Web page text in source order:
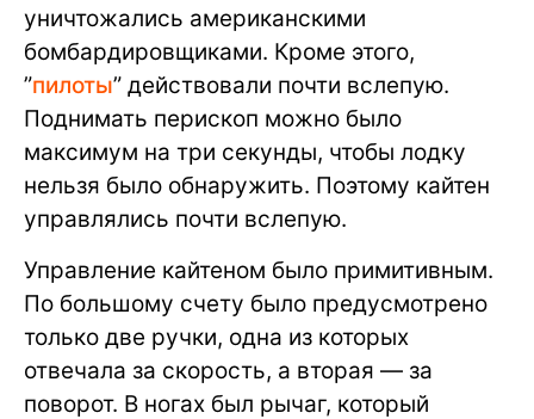
уничтожались американскими
бомбардировщиками. Кроме этого,
”пилоты” действовали почти вслепую.
Поднимать перископ можно было
максимум на три секунды, чтобы лодку
нельзя было обнаружить. Поэтому кайтен
управлялись почти вслепую.
Управление кайтеном было примитивным.
По большому счету было предусмотрено
только две ручки, одна из которых
отвечала за скорость, а вторая — за
поворот. В ногах был рычаг, который